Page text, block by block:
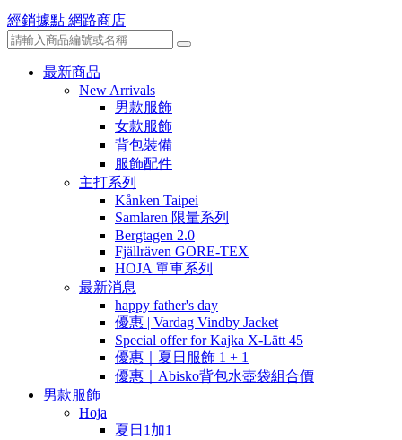
經銷據點 網路商店
最新商品
New Arrivals
男款服飾
女款服飾
背包裝備
服飾配件
主打系列
Kånken Taipei
Samlaren 限量系列
Bergtagen 2.0
Fjällräven GORE-TEX
HOJA 單車系列
最新消息
happy father's day
優惠 | Vardag Vindby Jacket
Special offer for Kajka X-Lätt 45
優惠｜夏日服飾 1 + 1
優惠｜Abisko背包水壺袋組合價
男款服飾
Hoja
夏日1加1